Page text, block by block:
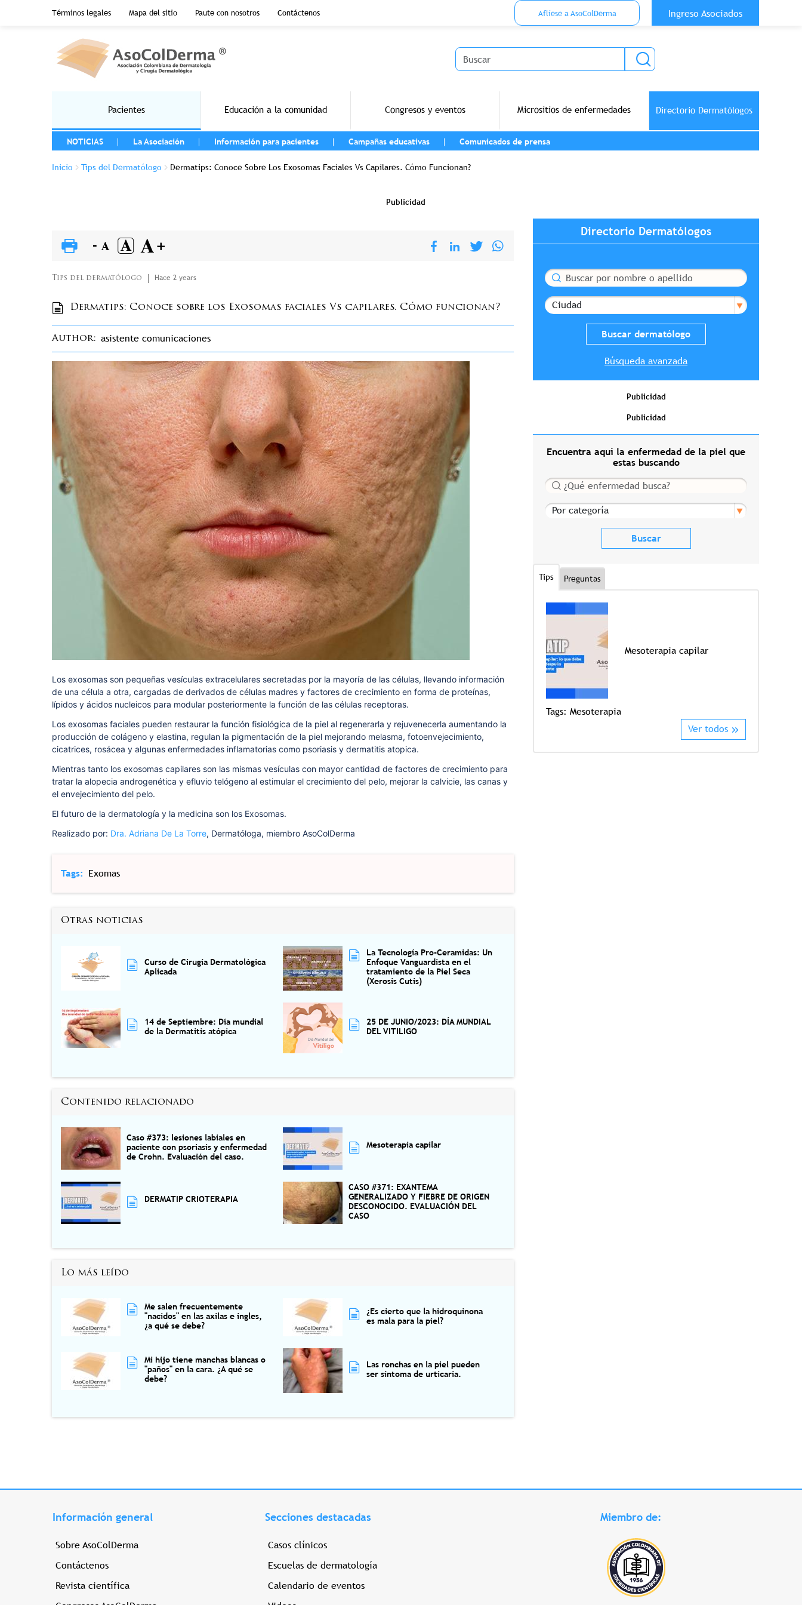
Pasar al contenido principal
Términos legales
Mapa del sitio Paute con nosotros Contáctenos
Menu Top Anónimo
Aflíese a AsoColDerma
Ingreso Asociados
Buscar
Pacientes Educación a la comunidad Congresos y eventos Micrositios de enfermedades Directorio Dermatólogos
MENU LEFT
NOTICIAS
La Asociación Información para pacientes Campañas educativas Comunicados de prensa
Sobrescribir enlaces de ayuda a la navegación
Inicio Tips del Dermatólogo Dermatips: Conoce Sobre Los Exosomas Faciales Vs Capilares. Cómo Funcionan?
Publicidad
Tips del dermatólogo Hace 2 years
Dermatips: Conoce sobre los Exosomas faciales Vs capilares. Cómo funcionan?
Author asistente comunicaciones
Los exosomas son pequeñas vesículas extracelulares secretadas por la mayoría de las células, llevando información
de una célula a otra, cargadas de derivados de células madres y factores de crecimiento en forma de proteínas,
lípidos y ácidos nucleicos para modular posteriormente la función de las células receptoras.
Los exosomas faciales pueden restaurar la función fisiológica de la piel al regenerarla y rejuvenecerla aumentando la
producción de colágeno y elastina, regulan la pigmentación de la piel mejorando melasma, fotoenvejecimiento,
cicatrices, rosácea y algunas enfermedades inflamatorias como psoriasis y dermatitis atopica.
Mientras tanto los exosomas capilares son las mismas vesículas con mayor cantidad de factores de crecimiento para
tratar la alopecia androgenética y efluvio telógeno al estimular el crecimiento del pelo, mejorar la calvicie, las canas y
el envejecimiento del pelo.
El futuro de la dermatología y la medicina son los Exosomas.
Realizado por: Dra. Adriana De La Torre, Dermatóloga, miembro AsoColDerma
Tags Exomas
Otras noticias
Curso de Cirugía Dermatológica
Aplicada
La Tecnología Pro-Ceramidas: Un
Enfoque Vanguardista en el
tratamiento de la Piel Seca
(Xerosis Cutis)
14 de Septiembre: Día mundial
de la Dermatitis atópica
25 DE JUNIO/2023: DÍA MUNDIAL
DEL VITILIGO
Contenido relacionado
Caso #373: lesiones labiales en
paciente con psoriasis y enfermedad
de Crohn. Evaluación del caso.
Mesoterapia capilar
DERMATIP CRIOTERAPIA
CASO #371: EXANTEMA
GENERALIZADO Y FIEBRE DE ORIGEN
DESCONOCIDO. EVALUACIÓN DEL
CASO
Lo más leído
Me salen frecuentemente
"nacidos" en las axilas e ingles,
¿a qué se debe?
¿Es cierto que la hidroquinona
es mala para la piel?
Mi hijo tiene manchas blancas o
"paños" en la cara. ¿A qué se
debe?
Las ronchas en la piel pueden
ser síntoma de urticaria.
Directorio Dermatólogos
Buscar
Ciudad
Búsqueda avanzada
Publicidad
Publicidad
Encuentra aquí la enfermedad de la piel que
estas buscando
Buscar
Por categoría
Tips Preguntas
Tags:Tricologia
Mesoterapia capilar
Tags: Mesoterapia
Ver todos
Información general
Sobre AsoColDerma
Contáctenos
Revista científica
Secciones destacadas
Casos clínicos
Escuelas de dermatología
Calendario de eventos
Miembro de: